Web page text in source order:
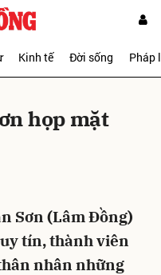
Kinh tế Đời sống Pháp
họp mặt
Sơn (Lâm Đồng)
tín, thành viên
nhân những
Hủy Gửi